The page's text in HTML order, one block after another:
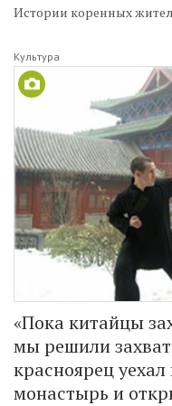
Истории коренных
Культура
«Пока китайцы
мы решили
красноярец
монастырь и